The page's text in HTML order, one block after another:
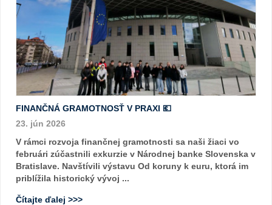
FINANČNÁ GRAMOTNOSŤ V PRAXI 💶
23. jún 2026
V rámci rozvoja finančnej gramotnosti sa naši žiaci vo
februári zúčastnili exkurzie v Národnej banke Slovenska v
Bratislave. Navštívili výstavu Od koruny k euru, ktorá im
priblížila historický vývoj ...
Čítajte ďalej >>>